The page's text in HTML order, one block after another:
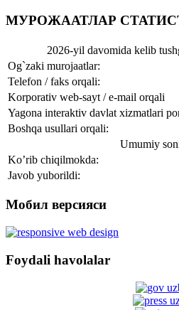
МУРОЖААТЛАР
2026-yil davomida kelib
Og`zaki murojaatlar:
Telefon / faks orqali:
Korporativ web-sayt / e-mail orqali
Yagona interaktiv davlat xizmatlari
Boshqa usullari orqali:
Umumiy
Ko’rib chiqilmokda:
Javob yuborildi:
Мобил версияси
Foydali havolalar